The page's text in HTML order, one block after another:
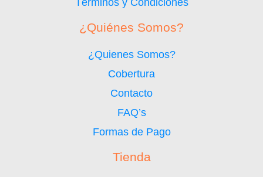
Términos y Condiciones
¿Quiénes Somos?
¿Quienes Somos?
Cobertura
Contacto
FAQ’s
Formas de Pago
Tienda